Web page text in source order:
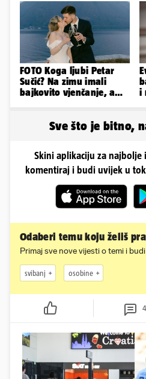
FOTO Koga ljubi Petar
Sučić? Na zimu imali
bajkovito vjenčanje, a
i
Sve što je bitno,
Skini aplikaciju za najbolje
komentiraj i budi uvijek u
Odaberi temu koju želiš
Primaj sve nove vijesti o temi i
svibanj osobine
4